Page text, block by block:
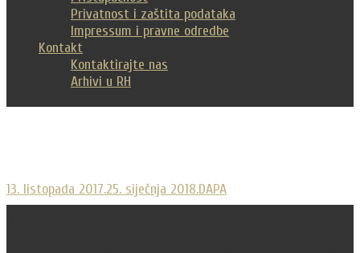
Privatnost i zaštita podataka
Impressum i pravne odredbe
Kontakt
Kontaktirajte nas
Arhivi u RH
13. listopada 2017.25. siječnja 2018.DAPA